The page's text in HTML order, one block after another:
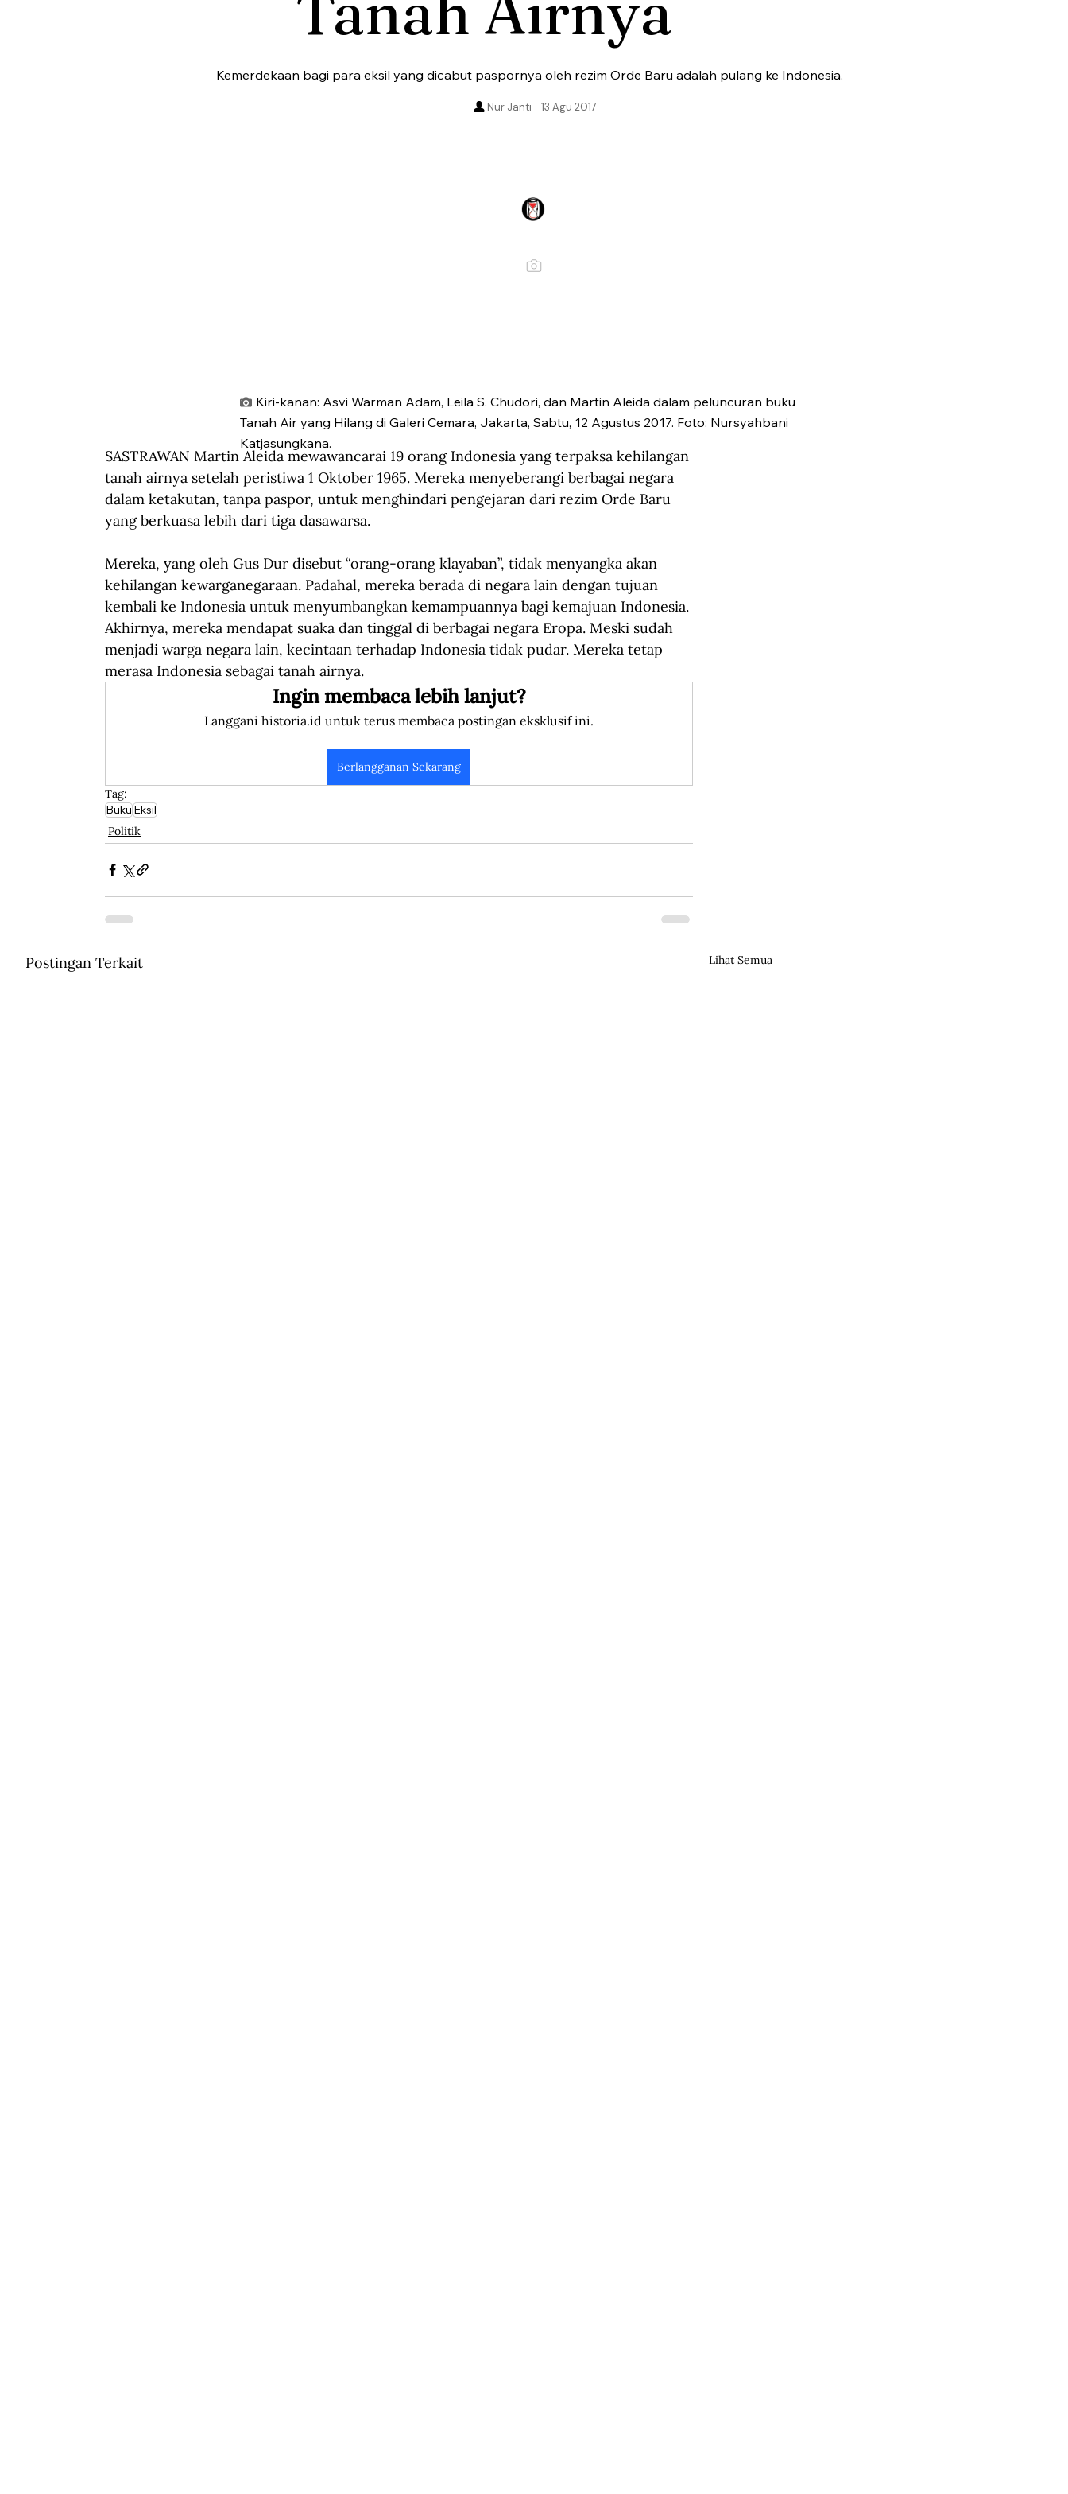
Kemerdekaan bagi para eksil yang dicabut paspornya oleh rezim Orde Baru adalah pulang ke Indonesia.
13 Agu 2017
Nur Janti
Kiri-kanan: Asvi Warman Adam, Leila S. Chudori, dan Martin Aleida dalam peluncuran buku
Tanah Air yang Hilang di Galeri Cemara, Jakarta, Sabtu, 12 Agustus 2017. Foto: Nursyahbani
Katjasungkana.
SASTRAWAN Martin Aleida mewawancarai 19 orang Indonesia yang terpaksa kehilangan
tanah airnya setelah peristiwa 1 Oktober 1965. Mereka menyeberangi berbagai negara
dalam ketakutan, tanpa paspor, untuk menghindari pengejaran dari rezim Orde Baru
yang berkuasa lebih dari tiga dasawarsa.
Mereka, yang oleh Gus Dur disebut “orang-orang klayaban”, tidak menyangka akan
kehilangan kewarganegaraan. Padahal, mereka berada di negara lain dengan tujuan
kembali ke Indonesia untuk menyumbangkan kemampuannya bagi kemajuan Indonesia.
Akhirnya, mereka mendapat suaka dan tinggal di berbagai negara Eropa. Meski sudah
menjadi warga negara lain, kecintaan terhadap Indonesia tidak pudar. Mereka tetap
merasa Indonesia sebagai tanah airnya.
Ingin membaca lebih lanjut?
Langgani historia.id untuk terus membaca postingan eksklusif ini.
Berlangganan Sekarang
Tag:
BukuEksil
Politik
Postingan Terkait Lihat Semua